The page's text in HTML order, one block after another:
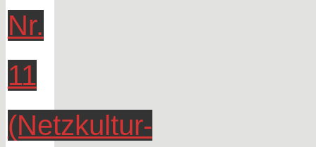
Nr.
11
(Netzkultur-